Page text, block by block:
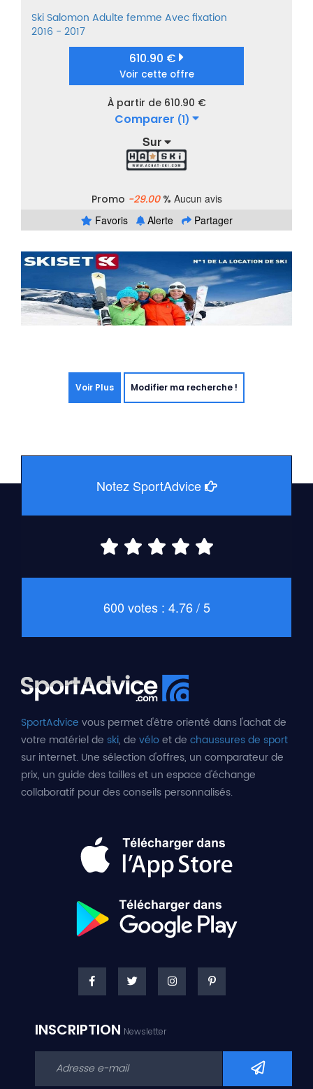
Ski Salomon Adulte femme Avec fixation
2016 - 2017
610.90 €
Voir cette offre
À partir de 610.90 €
Comparer (1)
Sur
Promo -29.00% Aucun avis
Favoris
Alerte Partager
Voir Plus Modifier ma recherche !
Notez SportAdvice
600 votes : 4.76 / 5
SportAdvice vous permet d'être orienté dans l'achat de
votre matériel de ski, de véloet de chaussures de sport
sur internet. Une sélection d'offres, un comparateur de
prix, un guide des tailles et un espace d'échange
collaboratif pour des conseils personnalisés.
INSCRIPTION Newsletter